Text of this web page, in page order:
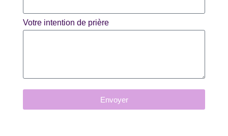
Votre intention de prière
Envoyer